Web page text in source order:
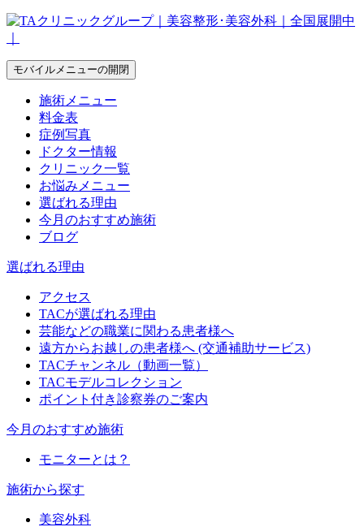
モバイルメニューの開閉
施術メニュー
料金表
症例写真
ドクター情報
クリニック一覧
お悩みメニュー
選ばれる理由
今月のおすすめ施術
ブログ
選ばれる理由
アクセス
TACが選ばれる理由
芸能などの職業に関わる患者様へ
遠方からお越しの患者様へ (交通補助サービス)
TACチャンネル（動画一覧）
TACモデルコレクション
ポイント付き診察券のご案内
今月のおすすめ施術
モニターとは？
施術から探す
美容外科